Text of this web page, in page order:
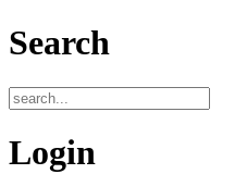
Search
Login